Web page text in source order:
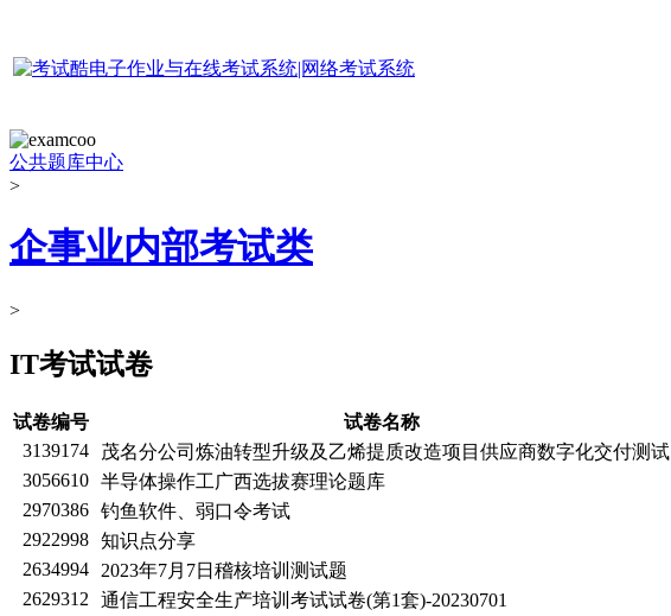
公共题库中心
>
企事业内部考试类
>
IT考试试卷
试卷编号 试卷名称
3139174
茂名分公司炼油转型升级及乙烯提质改造项目供应商数字化交付测试
3056610 半导体操作工广西选拔赛理论题库
2970386 钓鱼软件、弱口令考试
2922998 知识点分享
2634994
2023年7月7日稽核培训测试题
2629312
通信工程安全生产培训考试试卷(第1套)-20230701